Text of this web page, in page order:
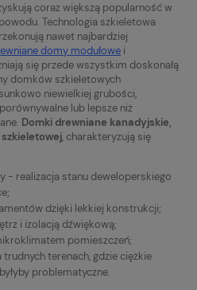
coraz większą popularność w
Technologia szkieletowa
nawet najbardziej
domy modułowe i
się przede wszystkim doskonałą
domków szkieletowych
niewielkiej grubości,
lub lepsze niż
Domki drewniane kanadyjskie,
, charakteryzują się
- realizacja stanu deweloperskiego
dzięki lekkiej konstrukcji;
i izolacją dźwiękową;
pomieszczeń;
terenach, gdzie ciężkie
problematyczne.